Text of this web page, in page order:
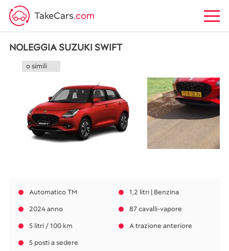
TakeCars.com
NOLEGGIA SUZUKI SWIFT
o simili
Automatico TM
1,2 litri | Benzina
2024 anno
87 cavalli-vapore
5 litri / 100 km
A trazione anteriore
5 posti a sedere